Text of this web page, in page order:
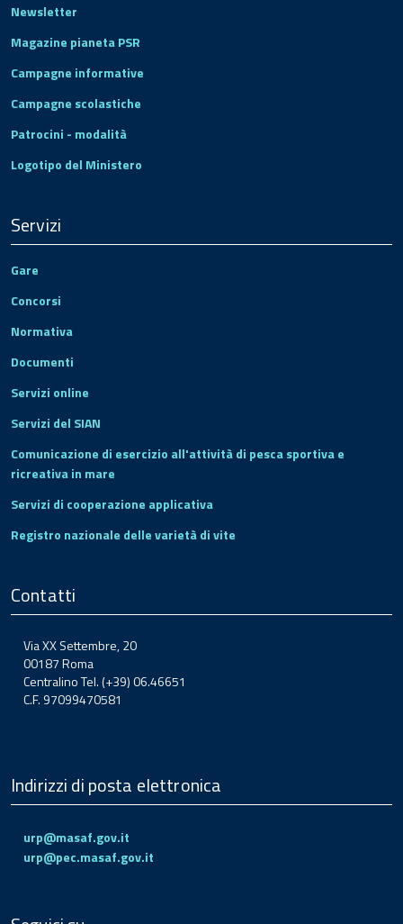
Newsletter
Magazine pianeta PSR
Campagne informative
Campagne scolastiche
Patrocini - modalità
Logotipo del Ministero
Servizi
Gare
Concorsi
Normativa
Documenti
Servizi online
Servizi del SIAN
Comunicazione di esercizio all'attività di pesca sportiva e
ricreativa in mare
Servizi di cooperazione applicativa
Registro nazionale delle varietà di vite
Contatti
Via XX Settembre, 20
00187 Roma
Centralino Tel. (+39) 06.46651
C.F. 97099470581
Indirizzi di posta elettronica
urp@masaf.gov.it
urp@pec.masaf.gov.it